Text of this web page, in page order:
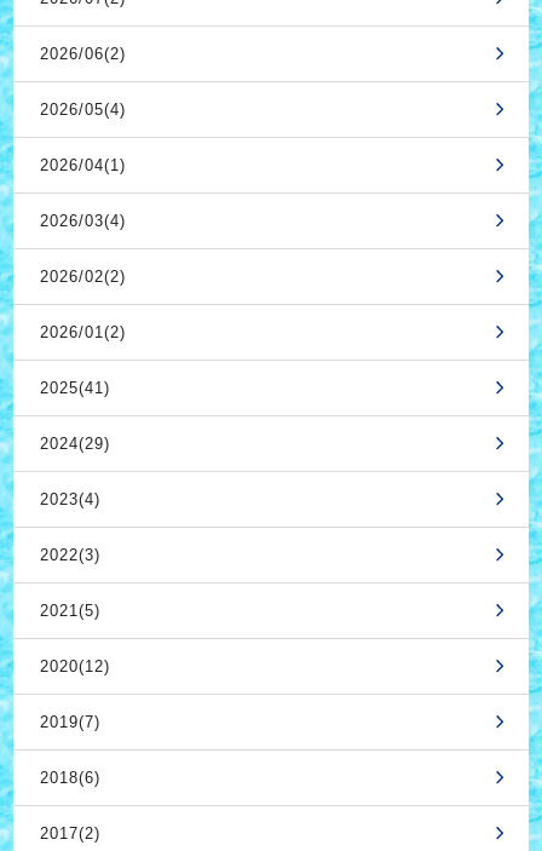
2026/06(2)
2026/05(4)
2026/04(1)
2026/03(4)
2026/02(2)
2026/01(2)
2025(41)
2024(29)
2023(4)
2022(3)
2021(5)
2020(12)
2019(7)
2018(6)
2017(2)